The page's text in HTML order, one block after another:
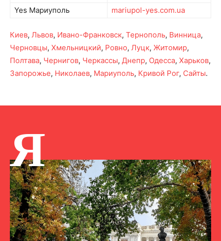
Yes Мариуполь
mariupol-yes.com.ua
Киев, Львов, Ивано-Франковск, Тернополь, Винница,
Черновцы, Хмельницкий, Ровно, Луцк, Житомир,
Полтава, Чернигов, Черкассы, Днепр, Одесса, Харьков,
Запорожье, Николаев, Мариуполь, Кривой Рог, Сайты.
Я